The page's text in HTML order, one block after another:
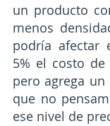
un producto
menos
podría afectar
5% el costo
pero agrega
que no
ese nivel de